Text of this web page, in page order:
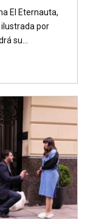
El Eternauta,
ilustrada por
su...